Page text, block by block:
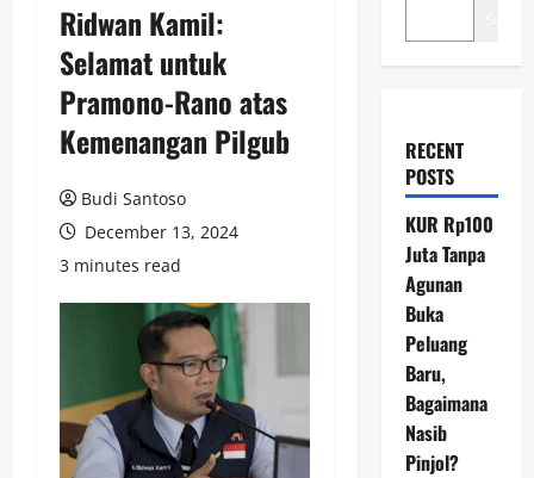
Ridwan Kamil:
Selamat untuk
Pramono-Rano atas
Kemenangan Pilgub
Budi Santoso
December 13, 2024
3 minutes read
RECENT
POSTS
KUR Rp100
Juta Tanpa
Agunan
Buka
Peluang
Baru,
Bagaimana
Nasib
Pinjol?